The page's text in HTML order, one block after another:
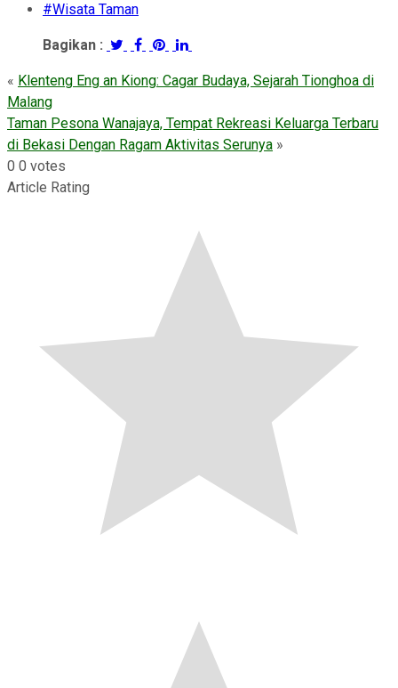
#Wisata Taman
Bagikan :
« Klenteng Eng an Kiong: Cagar Budaya, Sejarah Tionghoa di
Malang
Taman Pesona Wanajaya, Tempat Rekreasi Keluarga Terbaru
di Bekasi Dengan Ragam Aktivitas Serunya »
0 0 votes
Article Rating